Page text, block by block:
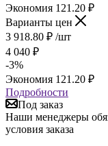
Экономия 121.20 ₽
Варианты цен
3 918.80 ₽ /шт
4 040 ₽
-3%
Экономия 121.20 ₽
Подробности
Под заказ
Наши менеджеры
условия заказа